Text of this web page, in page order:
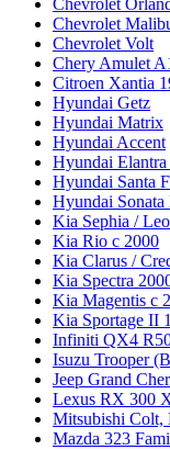
Chevrolet
Chevrolet
Chevrolet Volt
Chery Amulet
Citroen Xantia
Hyundai Getz
Hyundai Matrix
Hyundai Accent
Hyundai
Hyundai Santa
Hyundai Sonata
Kia Sephia /
Kia Rio с 2000
Kia Clarus /
Kia Spectra
Kia Magentis с
Kia Sportage II
Infiniti QX4
Isuzu Trooper
Jeep Grand
Lexus RX 300
Mitsubishi Colt,
Mazda 323